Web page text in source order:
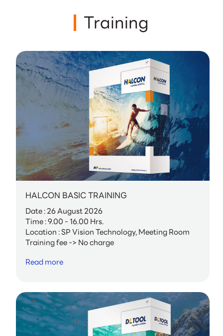
Training
HALCON BASIC TRAINING
Date : 26 August 2026
Time : 9.00 - 16.00 Hrs.
Location : SP Vision Technology, Meeting Room
Training fee -> No charge
Read more